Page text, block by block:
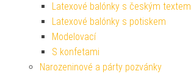
Latexové balónky s českým textem
Latexové balónky s potiskem
Modelovací
S konfetami
Narozeninové a párty pozvánky